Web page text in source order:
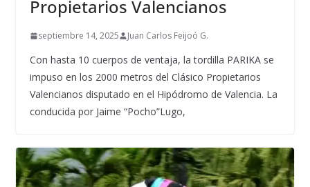
Propietarios Valencianos
septiembre 14, 2025 Juan Carlos Feijoó G.
Con hasta 10 cuerpos de ventaja, la tordilla PARIKA se
impuso en los 2000 metros del Clásico Propietarios
Valencianos disputado en el Hipódromo de Valencia. La
conducida por Jaime “Pocho”Lugo,